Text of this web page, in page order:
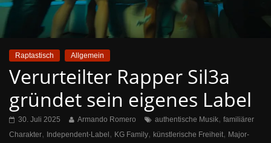
Raptastisch Allgemein
Verurteilter Rapper Sil3a
gründet sein eigenes Label
30. Juli 2025 Armando Romero authentische Musik, familiärer
Charakter, Independent-Label , KG Family, künstlerische Freiheit, Major-